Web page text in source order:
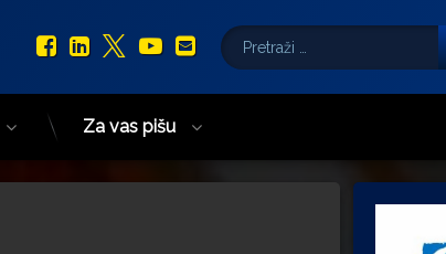
Facebook
LinkedIn
X.com
YouTube
E-mail
Pretraži:
Za vas pišu